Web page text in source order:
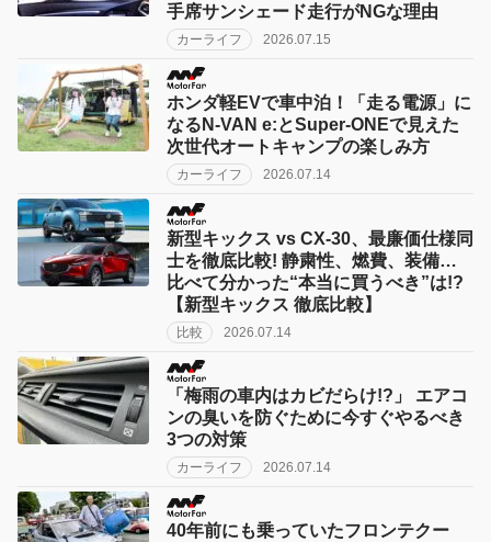
手席サンシェード走行がNGな理由
カーライフ 2026.07.15
ホンダ軽EVで車中泊！「走る電源」に
なるN-VAN e:とSuper-ONEで見えた
次世代オートキャンプの楽しみ方
カーライフ 2026.07.14
新型キックス vs CX-30、最廉価仕様同
士を徹底比較! 静粛性、燃費、装備…
比べて分かった“本当に買うべき”は!?
【新型キックス 徹底比較】
比較 2026.07.14
「梅雨の車内はカビだらけ!?」 エアコ
ンの臭いを防ぐために今すぐやるべき
3つの対策
カーライフ 2026.07.14
40年前にも乗っていたフロンテクー